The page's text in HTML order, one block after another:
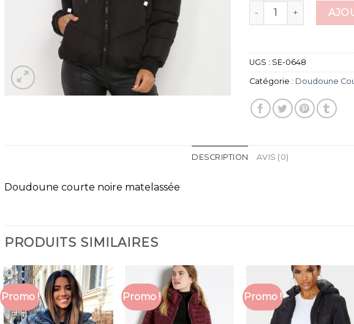
quantité de doudoune
UGS : SE-0648
Catégorie : Doudoune
DESCRIPTION AVIS (0)
Doudoune courte noire matelassée
PRODUITS SIMILAIRES
Promo ! Promo ! Promo !